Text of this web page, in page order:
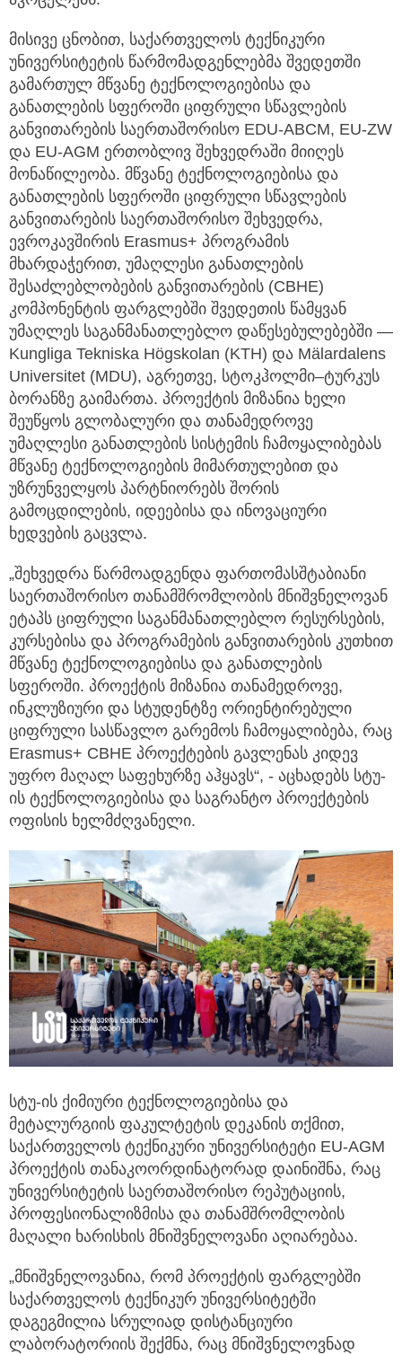
მისივე ცნობით, საქართველოს ტექნიკური
უნივერსიტეტის წარმომადგენლებმა შვედეთში
გამართულ მწვანე ტექნოლოგიებისა და
განათლების სფეროში ციფრული სწავლების
განვითარების საერთაშორისო EDU-ABCM, EU-ZW
და EU-AGM ერთობლივ შეხვედრაში მიიღეს
მონაწილეობა. მწვანე ტექნოლოგიებისა და
განათლების სფეროში ციფრული სწავლების
განვითარების საერთაშორისო შეხვედრა,
ევროკავშირის Erasmus+ პროგრამის
მხარდაჭერით, უმაღლესი განათლების
შესაძლებლობების განვითარების (CBHE)
კომპონენტის ფარგლებში შვედეთის წამყვან
უმაღლეს საგანმანათლებლო დაწესებულებებში —
Kungliga Tekniska Högskolan (KTH) და Mälardalens
Universitet (MDU), აგრეთვე, სტოკჰოლმი–ტურკუს
ბორანზე გაიმართა. პროექტის მიზანია ხელი
შეუწყოს გლობალური და თანამედროვე
უმაღლესი განათლების სისტემის ჩამოყალიბებას
მწვანე ტექნოლოგიების მიმართულებით და
უზრუნველყოს პარტნიორებს შორის
გამოცდილების, იდეებისა და ინოვაციური
ხედვების გაცვლა.
„შეხვედრა წარმოადგენდა ფართომასშტაბიანი
საერთაშორისო თანამშრომლობის მნიშვნელოვან
ეტაპს ციფრული საგანმანათლებლო რესურსების,
კურსებისა და პროგრამების განვითარების კუთხით
მწვანე ტექნოლოგიებისა და განათლების
სფეროში. პროექტის მიზანია თანამედროვე,
ინკლუზიური და სტუდენტზე ორიენტირებული
ციფრული სასწავლო გარემოს ჩამოყალიბება, რაც
Erasmus+ CBHE პროექტების გავლენას კიდევ
უფრო მაღალ საფეხურზე აჰყავს“, - აცხადებს სტუ-
ის ტექნოლოგიებისა და საგრანტო პროექტების
ოფისის ხელმძღვანელი.
სტუ-ის ქიმიური ტექნოლოგიებისა და
მეტალურგიის ფაკულტეტის დეკანის თქმით,
საქართველოს ტექნიკური უნივერსიტეტი EU-AGM
პროექტის თანაკოორდინატორად დაინიშნა, რაც
უნივერსიტეტის საერთაშორისო რეპუტაციის,
პროფესიონალიზმისა და თანამშრომლობის
მაღალი ხარისხის მნიშვნელოვანი აღიარებაა.
„მნიშვნელოვანია, რომ პროექტის ფარგლებში
საქართველოს ტექნიკურ უნივერსიტეტში
დაგეგმილია სრულიად დისტანციური
ლაბორატორიის შექმნა, რაც მნიშვნელოვნად